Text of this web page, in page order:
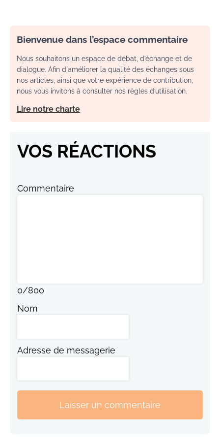
Bienvenue dans l’espace commentaire
Nous souhaitons un espace de débat, d’échange et de
dialogue. Afin d'améliorer la qualité des échanges sous
nos articles, ainsi que votre expérience de contribution,
nous vous invitons à consulter nos règles d’utilisation.
Lire notre charte
VOS RÉACTIONS
Commentaire
0/800
Nom
Adresse de messagerie
Laisser un commentaire